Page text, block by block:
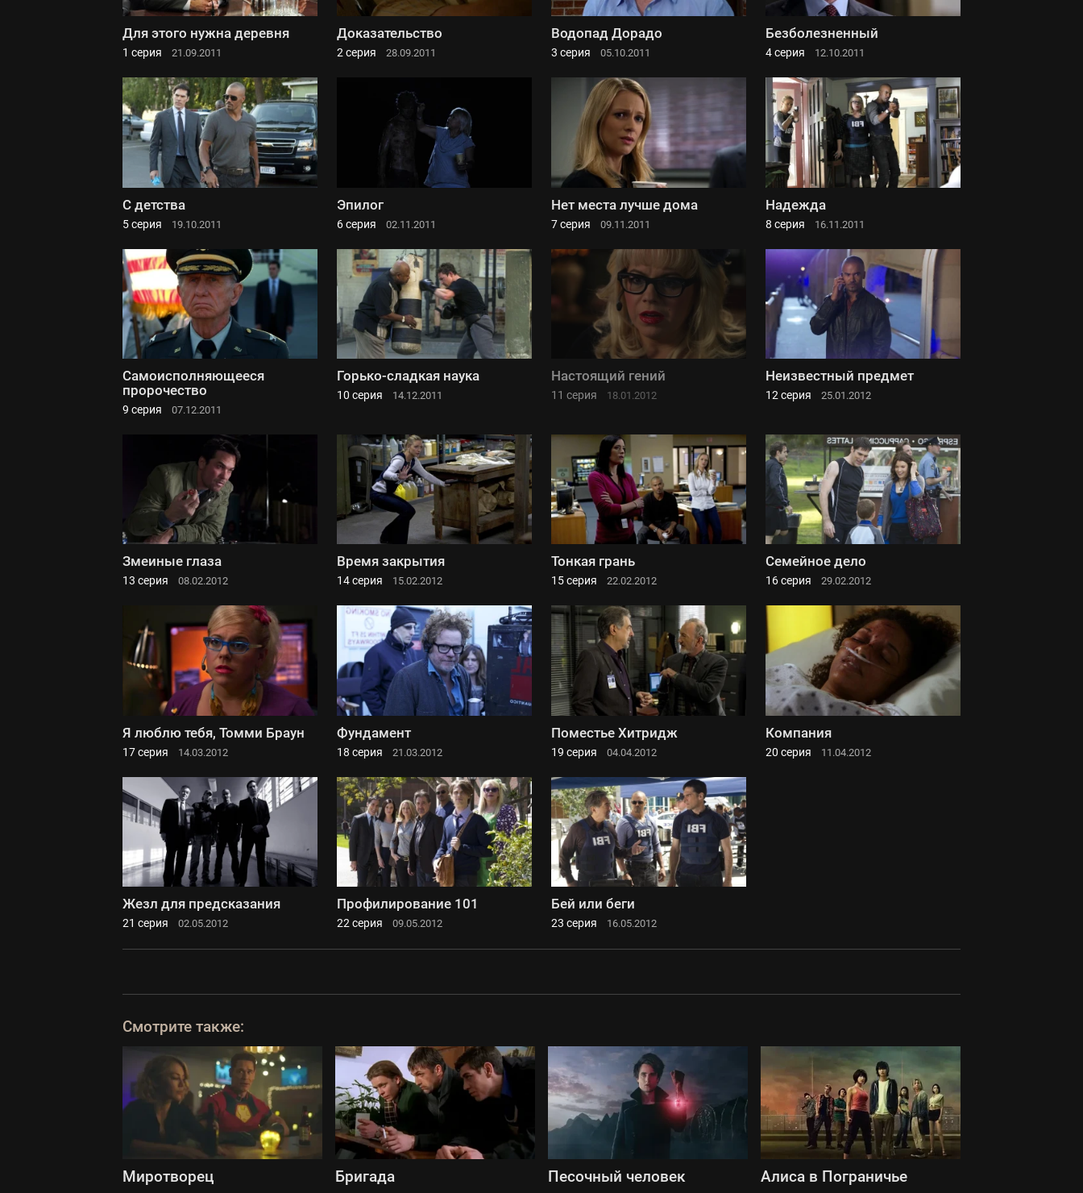
Для этого нужна деревня
1 серия 21.09.2011
Доказательство
2 серия 28.09.2011
Водопад Дорадо
3 серия 05.10.2011
Безболезненный
4 серия 12.10.2011
С детства
5 серия 19.10.2011
Эпилог
6 серия 02.11.2011
Нет места лучше дома
7 серия 09.11.2011
Надежда
8 серия 16.11.2011
Самоисполняющееся
пророчество
9 серия 07.12.2011
Горько-сладкая наука
10 серия 14.12.2011
Настоящий гений
11 серия 18.01.2012
Неизвестный предмет
12 серия 25.01.2012
Змеиные глаза
13 серия 08.02.2012
Время закрытия
14 серия 15.02.2012
Тонкая грань
15 серия 22.02.2012
Семейное дело
16 серия 29.02.2012
Я люблю тебя, Томми Браун
17 серия 14.03.2012
Фундамент
18 серия 21.03.2012
Поместье Хитридж
19 серия 04.04.2012
Компания
20 серия 11.04.2012
Жезл для предсказания
21 серия 02.05.2012
Профилирование 101
22 серия 09.05.2012
Бей или беги
23 серия 16.05.2012
Смотрите также:
Миротворец Бригада Песочный человек Алиса в Пограничье